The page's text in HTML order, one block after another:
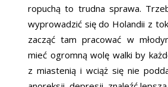
ropuchą to trudna sprawa.
wyprowadzić się do Holandii z
zacząć tam pracować w
mieć ogromną wolę walki by
z miastenią i wciąż się nie